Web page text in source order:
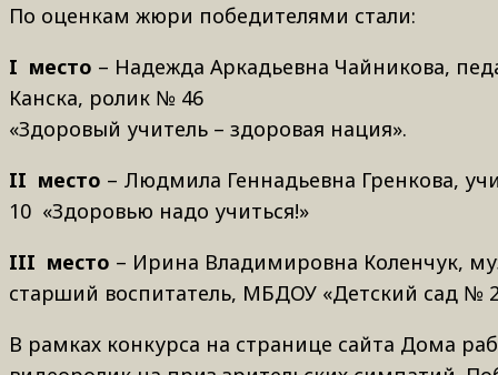
По оценкам жюри победителями стали:
I место – Надежда Аркадьевна Чайникова,
Канска, ролик № 46
«Здоровый учитель – здоровая нация».
II место – Людмила Геннадьевна Гренкова,
10 «Здоровью надо учиться!»
III место – Ирина Владимировна Коленчук,
старший воспитатель, МБДОУ «Детский сад №
В рамках конкурса на странице сайта Дома